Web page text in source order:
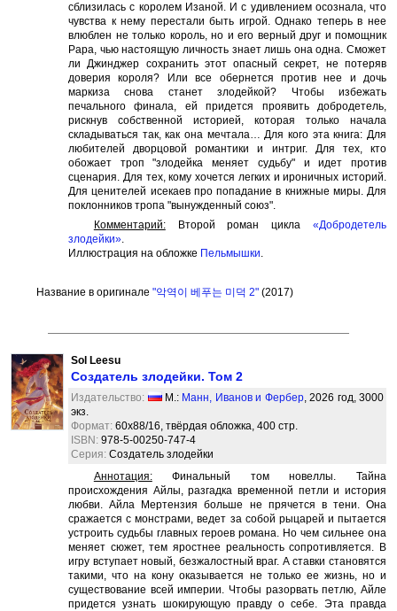
сблизилась с королем Изаной. И с удивлением осознала, что
чувства к нему перестали быть игрой. Однако теперь в нее
влюблен не только король, но и его верный друг и помощник
Рара, чью настоящую личность знает лишь она одна. Сможет
ли Джинджер сохранить этот опасный секрет, не потеряв
доверия короля? Или все обернется против нее и дочь
маркиза снова станет злодейкой? Чтобы избежать
печального финала, ей придется проявить добродетель,
рискнув собственной историей, которая только начала
складываться так, как она мечтала… Для кого эта книга: Для
любителей дворцовой романтики и интриг. Для тех, кто
обожает троп "злодейка меняет судьбу" и идет против
сценария. Для тех, кому хочется легких и ироничных историй.
Для ценителей исекаев про попадание в книжные миры. Для
поклонников тропа "вынужденный союз".
Комментарий:Второй роман цикла «Добродетель
злодейки».
Иллюстрация на обложке Пельмышки.
Название в оригинале "악역이 베푸는 미덕 2"(2017)
Sol Leesu
Создатель злодейки. Том 2
Издательство: М.: Манн, Иванов и Фербер, 2026 год, 3000
экз.
Формат: 60x88/16, твёрдая обложка, 400 стр.
ISBN: 978-5-00250-747-4
Серия: Создатель злодейки
Аннотация:Финальный том новеллы. Тайна
происхождения Айлы, разгадка временной петли и история
любви. Айла Мертензия больше не прячется в тени. Она
сражается с монстрами, ведет за собой рыцарей и пытается
устроить судьбы главных героев романа. Но чем сильнее она
меняет сюжет, тем яростнее реальность сопротивляется. В
игру вступает новый, безжалостный враг. А ставки становятся
такими, что на кону оказывается не только ее жизнь, но и
существование всей империи. Чтобы разорвать петлю, Айле
придется узнать шокирующую правду о себе. Эта правда